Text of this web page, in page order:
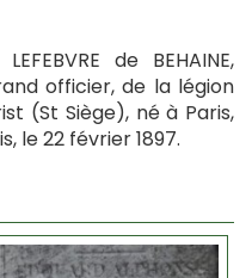
de BEHAINE,
officier, de la légion
(St Siège), né à Paris,
le 22 février 1897.